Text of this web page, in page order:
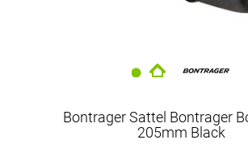
Bontrager Sattel Bontrager
205mm Black